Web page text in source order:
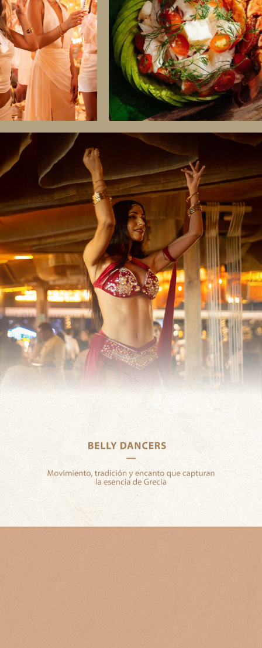
CARMEN
POLANCO
CABO
SAN
LUCAS